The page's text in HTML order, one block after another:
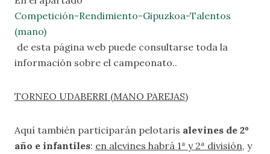
Competición-Rendimiento-Gipuzkoa-Talentos
(mano)
de esta página web puede consultarse toda la
información sobre el campeonato..
TORNEO UDABERRI (MANO PAREJAS)
Aquí también participarán pelotaris alevines de 2º
año e infantiles: en alevines habrá 1ª y 2ª división, y